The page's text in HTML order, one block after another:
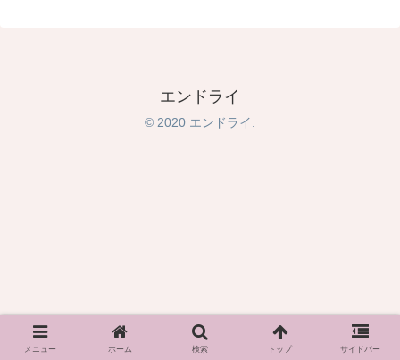
エンドライ
© 2020 エンドライ.
メニュー ホーム 検索 トップ サイドバー